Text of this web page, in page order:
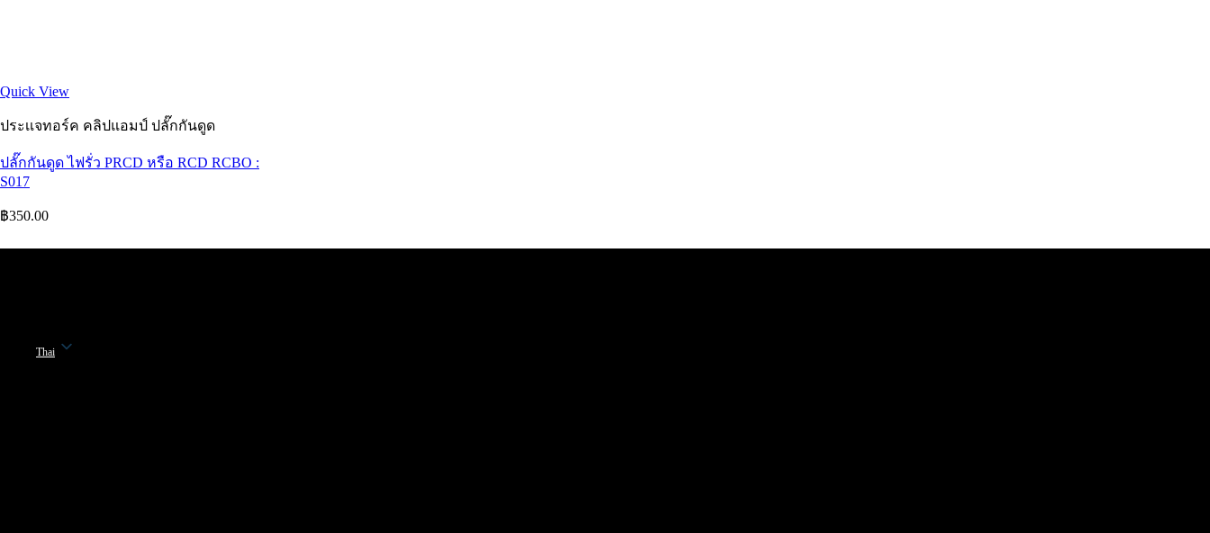
Thai
Quick View
ประเเจทอร์ค คลิปแอมป์ ปลั๊กกันดูด
ปลั๊กกันดูด ไฟรั่ว PRCD หรือ RCD RCBO :
S017
฿350.00